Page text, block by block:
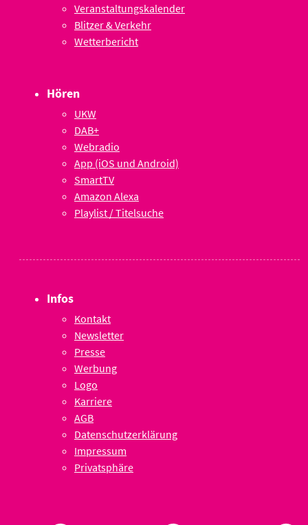
Veranstaltungskalender
Blitzer & Verkehr
Wetterbericht
Hören
UKW
DAB+
Webradio
App (iOS und Android)
SmartTV
Amazon Alexa
Playlist / Titelsuche
Infos
Kontakt
Newsletter
Presse
Werbung
Logo
Karriere
AGB
Datenschutzerklärung
Impressum
Privatsphäre